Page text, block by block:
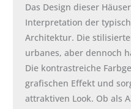
Das Design dieser
Interpretation der
Architektur. Die
urbanes, aber dennoch
Die kontrastreiche
grafischen Effekt und
attraktiven Look. Ob als